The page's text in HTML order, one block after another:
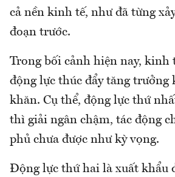
cả nền kinh tế, như đã từng
đoạn trước.
Trong bối cảnh hiện nay, kinh
động lực thúc đẩy tăng trưởng
khăn. Cụ thể, động lực thứ
thì giải ngân chậm, tác động
phủ chưa được như kỳ vọng.
Động lực thứ hai là xuất khẩu